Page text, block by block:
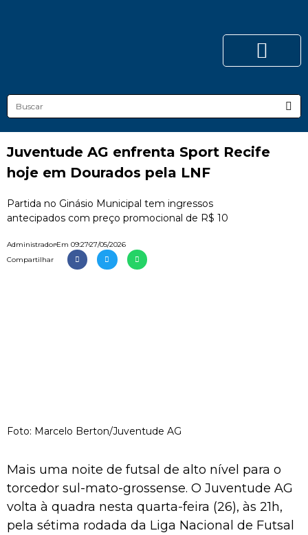
Juventude AG enfrenta Sport Recife
hoje em Dourados pela LNF
Partida no Ginásio Municipal tem ingressos
antecipados com preço promocional de R$ 10
AdministradorEm 09:2727/05/2026
Compartilhar
Foto: Marcelo Berton/Juventude AG
Mais uma noite de futsal de alto nível para o
torcedor sul-mato-grossense. O Juventude AG
volta à quadra nesta quarta-feira (26), às 21h,
pela sétima rodada da Liga Nacional de Futsal